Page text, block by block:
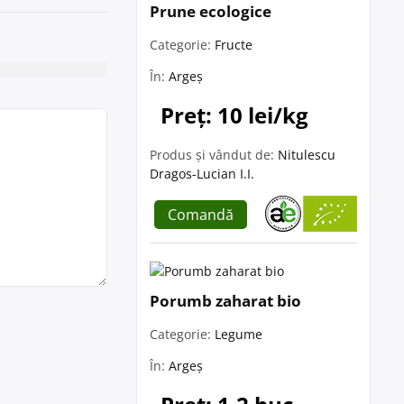
Prune ecologice
Categorie: Fructe
În: Argeș
Preț: 10 lei/kg
Produs și vândut de: Nitulescu
Dragos-Lucian I.I.
Comandă
Porumb zaharat bio
Categorie: Legume
În: Argeș